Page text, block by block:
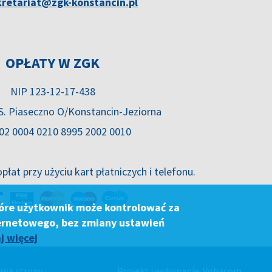
użytkownik może kontrolować za
bez zmiany ustawień
więcej
OPŁATY W ZGK
NIP 123-12-17-438
Piaseczno O/Konstancin-Jeziorna
0004 0210 8995 2002 0010
przy użyciu kart płatniczych i telefonu.